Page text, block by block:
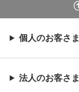
個人のお客さま
法人のお客さま